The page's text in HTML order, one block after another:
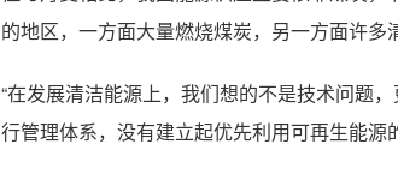
的地区，一方面大量燃烧煤炭，另一方面许多
“在发展清洁能源上，我们想的不是技术问题
行管理体系，没有建立起优先利用可再生能源